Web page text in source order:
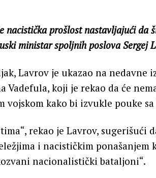
nacistička prošlost nastavljajući da
ministar spoljnih poslova Sergej
Lavrov je ukazao na nedavne
Vadefula, koji je rekao da će
vojskom kako bi izvukle pouke
rekao je Lavrov, sugerišući
i nacističkim ponašanjem
nacionalistički bataljoni“.